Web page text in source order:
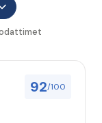
92/100